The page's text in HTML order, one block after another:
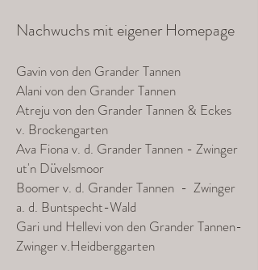
Nachwuchs mit eigener Homepage
Gavin von den Grander Tannen
Alani von den Grander Tannen
Atreju von den Grander Tannen & Eckes
v. Brockengarten
Ava Fiona v. d. Grander Tannen - Zwinger
ut'n Düvelsmoor
Boomer v. d. Grander Tannen - Zwinger
a. d. Buntspecht-Wald
Gari und Hellevi von den Grander Tannen-
Zwinger v.Heidberggarten